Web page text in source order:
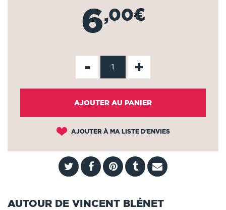
6,00€
- +
AJOUTER AU PANIER
AJOUTER À MA LISTE D'ENVIES
AUTOUR DE VINCENT BLÉNET